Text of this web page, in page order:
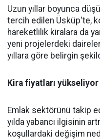
Uzun yıllar boyunca
tercih edilen Üsküp'te,
hareketlilik kiralara da
yeni projelerdeki
yıllara göre belirgin
Kira fiyatları yükseliyor
Emlak sektörünü takip
yılda yabancı ilgisinin
koşullardaki değişim